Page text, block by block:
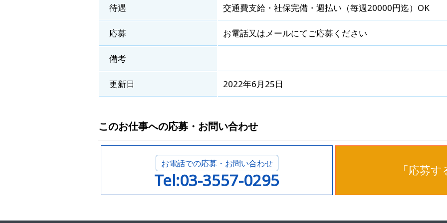
待遇 交通費支給・社保完備・週払い（毎週20000円迄）OK
応募 お電話又はメールにてご応募ください
備考
更新日 2022年6月25日
このお仕事への応募・お問い合わせ
お電話での応募・お問い合わせ
Tel:03-3557-0295 「応募